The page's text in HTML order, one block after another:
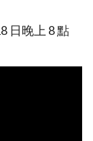
日晚上 8 點